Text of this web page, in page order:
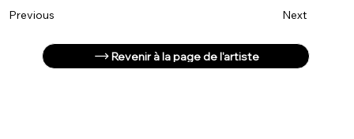
Previous Next
Revenir à la page de l'artiste